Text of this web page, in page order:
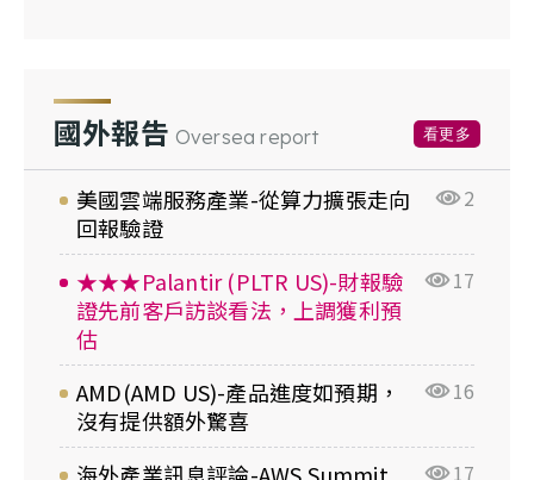
國外報告 Oversea report 看更多
美國雲端服務產業-從算力擴張走向
回報驗證
2
★★★Palantir (PLTR US)-財報驗
證先前客戶訪談看法，上調獲利預
估
17
AMD(AMD US)-產品進度如預期，
沒有提供額外驚喜
16
17